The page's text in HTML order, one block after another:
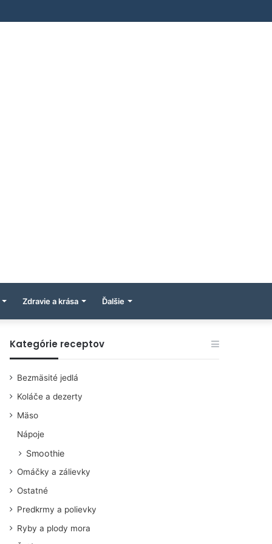
Zdravie a krása Ďalšie
Kategórie receptov
Bezmäsité jedlá
Koláče a dezerty
Mäso
Nápoje
Smoothie
Omáčky a zálievky
Ostatné
Predkrmy a polievky
Ryby a plody mora